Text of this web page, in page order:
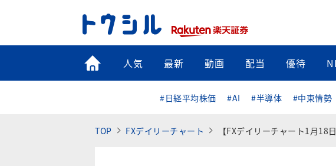
トップ
人気 最新 動画 配当 優待
#日経平均株価 #AI #半導体 #中東情勢
TOP FXデイリーチャート 【FXデイリーチャート1月18